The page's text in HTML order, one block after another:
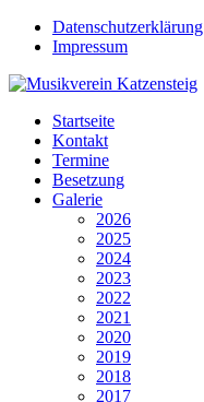
Datenschutzerklärung
Impressum
Startseite
Kontakt
Termine
Besetzung
Galerie
2026
2025
2024
2023
2022
2021
2020
2019
2018
2017